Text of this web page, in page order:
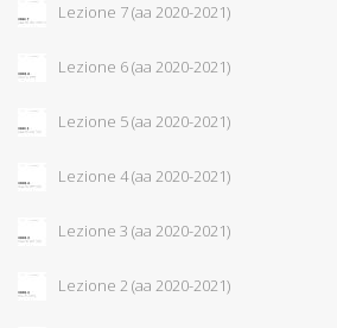
Lezione 7 (aa 2020-2021)
Lezione 6 (aa 2020-2021)
Lezione 5 (aa 2020-2021)
Lezione 4 (aa 2020-2021)
Lezione 3 (aa 2020-2021)
Lezione 2 (aa 2020-2021)